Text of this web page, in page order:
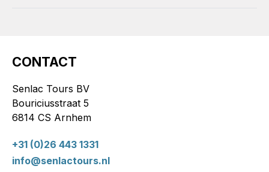
CONTACT
Senlac Tours BV
Bouriciusstraat 5
6814 CS Arnhem
+31 (0)26 443 1331
info@senlactours.nl